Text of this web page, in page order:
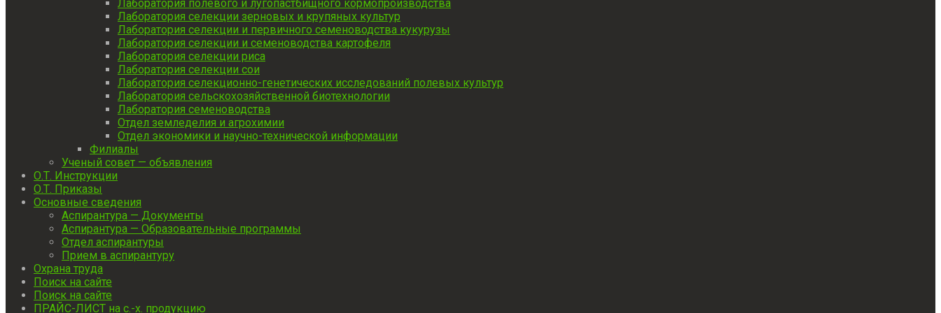
Лаборатория полевого и лугопастбищного кормопроизводства
Лаборатория селекции зерновых и крупяных культур
Лаборатория селекции и первичного семеноводства кукурузы
Лаборатория селекции и семеноводства картофеля
Лаборатория селекции риса
Лаборатория селекции сои
Лаборатория селекционно-генетических исследований полевых культур
Лаборатория сельскохозяйственной биотехнологии
Лаборатория семеноводства
Отдел земледелия и агрохимии
Отдел экономики и научно-технической информации
Филиалы
Ученый совет — объявления
О.Т. Инструкции
О.Т. Приказы
Основные сведения
Аспирантура — Документы
Аспирантура — Образовательные программы
Отдел аспирантуры
Прием в аспирантуру
Охрана труда
Поиск на сайте
Поиск на сайте
ПРАЙС-ЛИСТ на с.-х. продукцию